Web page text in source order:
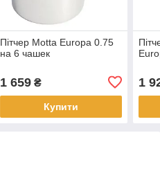
Пітчер Motta Europa 0.75
на 6 чашек
1 659₴
Купити
1